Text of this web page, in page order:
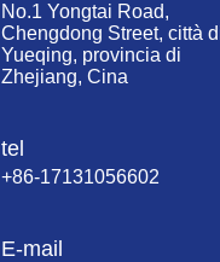
No.1 Yongtai Road,
Chengdong Street, città
Yueqing, provincia di
Zhejiang, Cina
tel
+86-17131056602
E-mail